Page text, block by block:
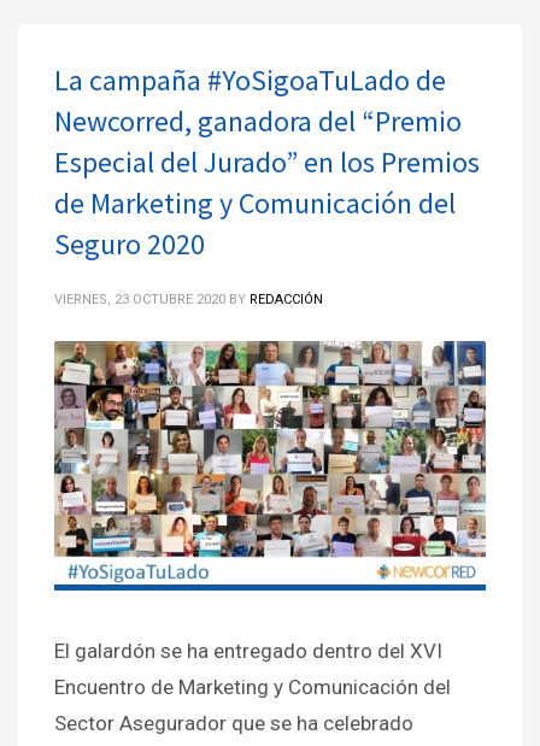
La campaña #YoSigoaTuLado de
Newcorred, ganadora del “Premio
Especial del Jurado” en los Premios
de Marketing y Comunicación del
Seguro 2020
VIERNES, 23 OCTUBRE 2020 BY REDACCIÓN
El galardón se ha entregado dentro del XVI
Encuentro de Marketing y Comunicación del
Sector Asegurador que se ha celebrado